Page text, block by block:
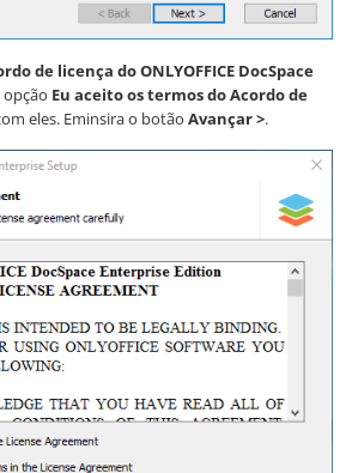
de licença do ONLYOFFICE DocSpace
Eu aceito os termos do Acordo de
eles. Eminsira o botão Avançar >.